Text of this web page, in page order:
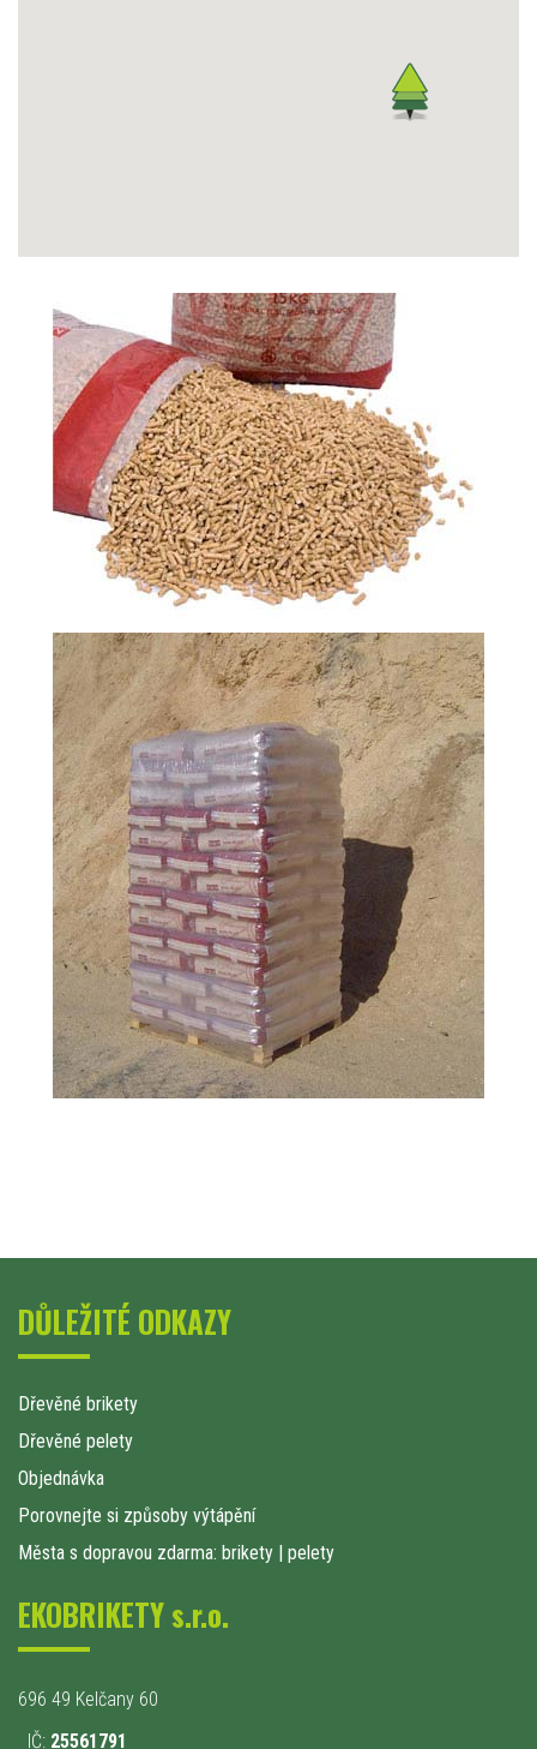
DŮLEŽITÉ ODKAZY
Dřevěné brikety
Dřevěné pelety
Objednávka
Porovnejte si způsoby výtápění
Města s dopravou zdarma: brikety | pelety
EKOBRIKETY s.r.o.
696 49 Kelčany 60
IČ: 25561791